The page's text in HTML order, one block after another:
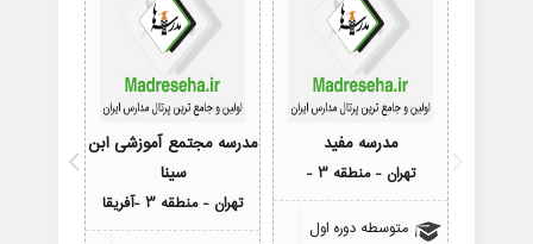
مدرسه مفید
تهران - منطقه 3 -
متوسطه دوره اول
مدرسه مجتمع آموزشی ابن
سینا
تهران - منطقه 3 -آفریقا